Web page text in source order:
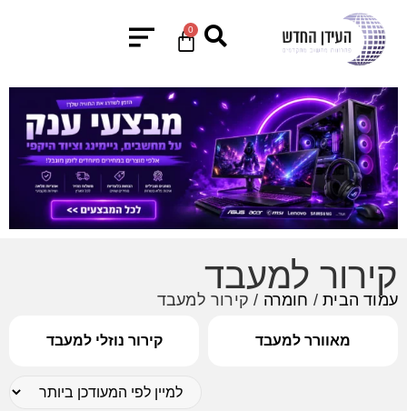
0
קירור למעבד
עמוד הבית/ חומרה / קירור למעבד
מאוורר למעבד קירור נוזלי למעבד